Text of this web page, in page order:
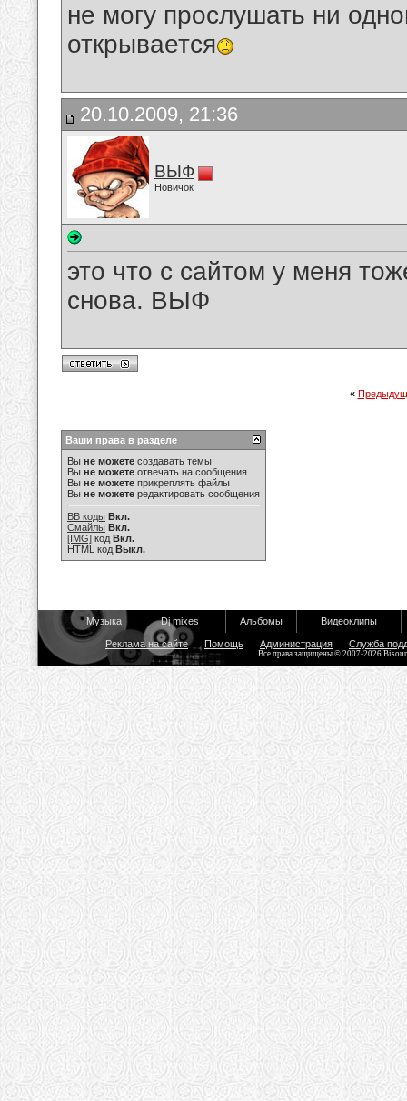
не могу прослушать ни
открывается
20.10.2009, 21:36
ВЫФ
Новичок
это что с сайтом у меня
снова. ВЫФ
«
Ваши права в разделе
Вы не можете создавать темы
Вы не можете отвечать на сообщения
Вы не можете прикреплять файлы
Вы не можете редактировать сообщения
BB коды Вкл.
Смайлы Вкл.
[IMG] код Вкл.
HTML код Выкл.
Музыка Dj mixes Альбомы Видеоклипы
Реклама на сайте Помощь Администрация Служба
Все права защищены © 2007-2026